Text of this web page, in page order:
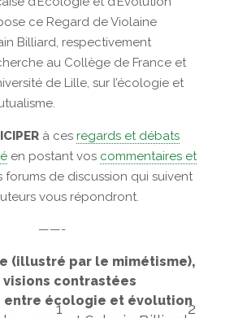
ce Regard de Violaine
Billiard, respectivement
au Collège de France et
de Lille, sur l’écologie et
à ces regards et débats
en postant vos commentaires et
forums de discussion qui suivent
vous répondront.
——-
(illustré par le mimétisme),
visions contrastées
entre écologie et évolution
1 2